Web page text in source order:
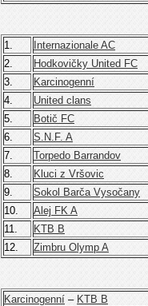
1. Internazionale AC
2.
Hodkovičky United FC
3.
Karcinogenní
4.
United clans
5.
Botič FC
6.
S.N.F. A
7.
Torpedo Barrandov
8.
Kluci z Vršovic
9.
Sokol Barča Vysočany
10.
Alej FK A
11.
KTB B
12.
Zimbru Olymp A
Karcinogenní – KTB B